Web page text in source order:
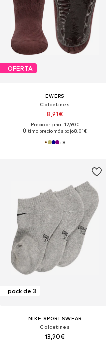
OFERTA
EWERS
Calcetines
8,91€
Precio original: 12,90€
Último precio más bajo:8,01€
+8
pack de 3
NIKE SPORTSWEAR
Calcetines
13,90€